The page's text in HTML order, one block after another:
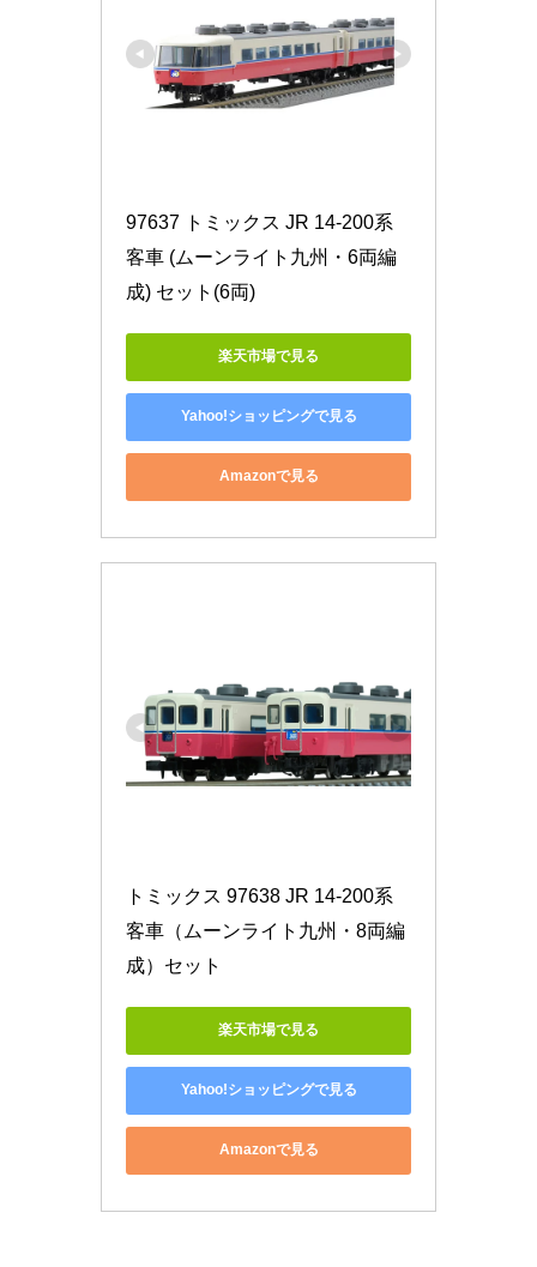
97637 トミックス JR 14-200系
客車 (ムーンライト九州・6両編
成) セット(6両)
楽天市場で見る
Yahoo!ショッピングで見る
Amazonで見る
トミックス 97638 JR 14-200系
客車（ムーンライト九州・8両編
成）セット
楽天市場で見る
Yahoo!ショッピングで見る
Amazonで見る